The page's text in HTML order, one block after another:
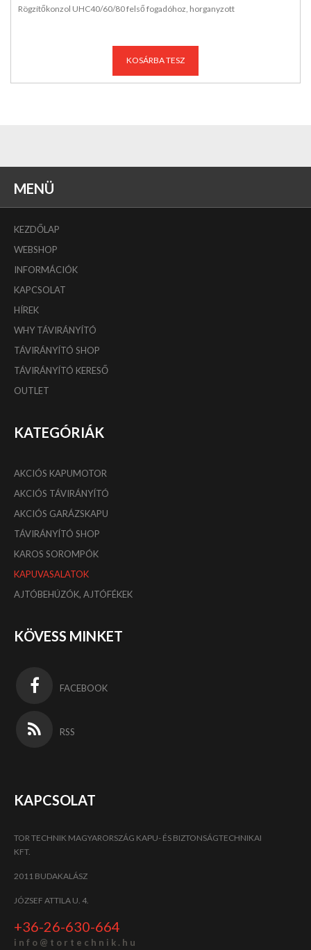
Rögzítőkonzol UHC40/60/80 felső fogadóhoz, horganyzott
KOSÁRBA TESZ
MENÜ
KEZDŐLAP
WEBSHOP
INFORMÁCIÓK
KAPCSOLAT
HÍREK
WHY TÁVIRÁNYÍTÓ
TÁVIRÁNYÍTÓ SHOP
TÁVIRÁNYÍTÓ KERESŐ
OUTLET
KATEGÓRIÁK
AKCIÓS KAPUMOTOR
AKCIÓS TÁVIRÁNYÍTÓ
AKCIÓS GARÁZSKAPU
TÁVIRÁNYÍTÓ SHOP
KAROS SOROMPÓK
KAPUVASALATOK
AJTÓBEHÚZÓK, AJTÓFÉKEK
KÖVESS MINKET
FACEBOOK
RSS
KAPCSOLAT
TOR TECHNIK MAGYARORSZÁG KAPU- ÉS BIZTONSÁGTECHNIKAI
KFT.
2011 BUDAKALÁSZ
JÓZSEF ATTILA U. 4.
+36-26-630-664
i n f o @ t o r t e c h n i k . h u